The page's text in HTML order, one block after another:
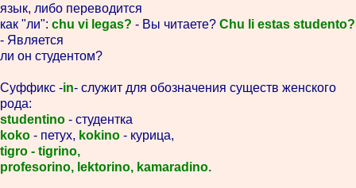
язык, либо переводится
как "ли": chu vi legas? - Вы читаете? Chu li estas studento?
- Является
ли он студентом?
Суффикс -in- служит для обозначения существ женского
рода:
studentino - студентка
koko - петух, kokino - курица,
tigro - tigrino,
profesorino, lektorino, kamaradino.